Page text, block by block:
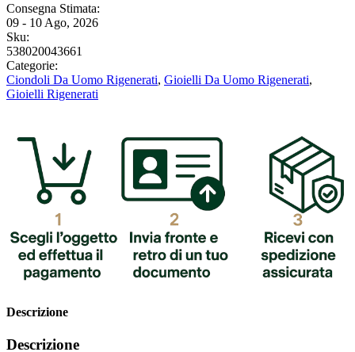
Consegna Stimata:
09 - 10 Ago, 2026
Sku:
538020043661
Categorie:
Ciondoli Da Uomo Rigenerati, Gioielli Da Uomo Rigenerati,
Gioielli Rigenerati
Descrizione
Descrizione